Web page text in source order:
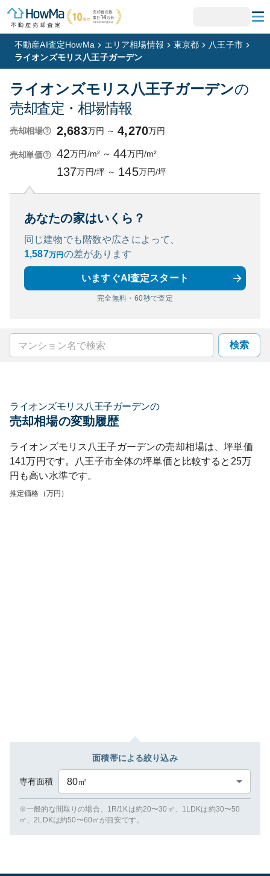
不動産AI査定HowMa エリア相場情報 東京都
八王子市
ライオンズモリス八王子ガーデン
ライオンズモリス八王子ガーデンの
売却査定・相場情報
売却相場 2,683万円 ～ 4,270万円
売却単価 42万円/m² ～ 44万円/m²
137万円/坪 ～ 145万円/坪
あなたの家はいくら？
同じ建物でも階数や広さによって、
1,587万円 の差があります
いますぐAI査定スタート
完全無料・60秒で査定
検索
ライオンズモリス八王子ガーデンの
売却相場の変動履歴
ライオンズモリス八王子ガーデンの売却相場は、坪単価
141万円です。 八王子市全体の坪単価と比較すると 25万
円も高い水準です。
推定価格（万円）
面積帯による絞り込み
専有面積 80㎡
※一般的な間取りの場合、1R/1Kは約20〜30㎡、1LDKは約30〜50
㎡、2LDKは約50〜60㎡が目安です。